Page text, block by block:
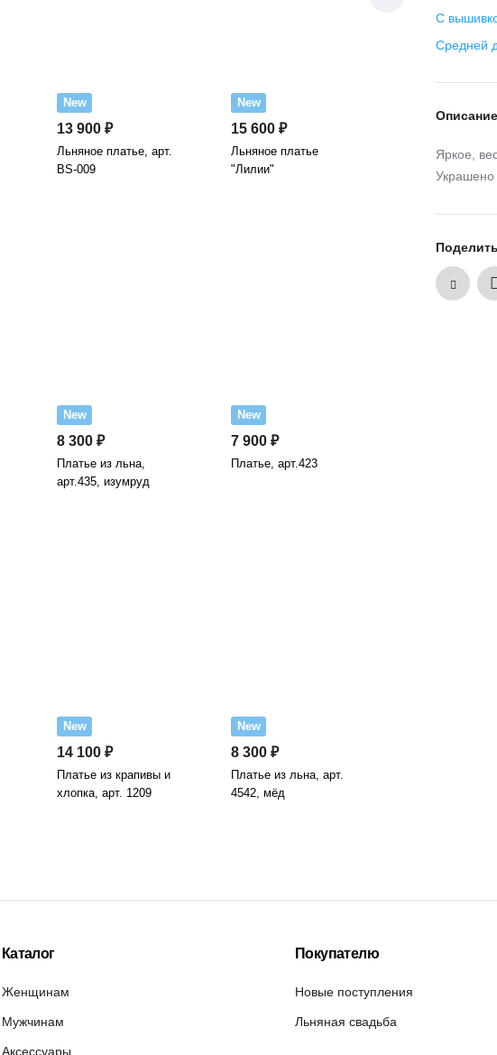
С
Средней
Яркое,
New
13 900 ₽
Льняное платье, арт.
BS-009
New
15 600 ₽
Льняное платье
"Лилии"
New
8 300 ₽
Платье из льна,
арт.435, изумруд
New
7 900 ₽
Платье, арт.423
New
14 100 ₽
Платье из крапивы и
хлопка, арт. 1209
New
8 300 ₽
Платье из льна, арт.
4542, мёд
Каталог
Женщинам
Мужчинам
Аксессуары
Покупателю
Новые поступления
Льняная свадьба